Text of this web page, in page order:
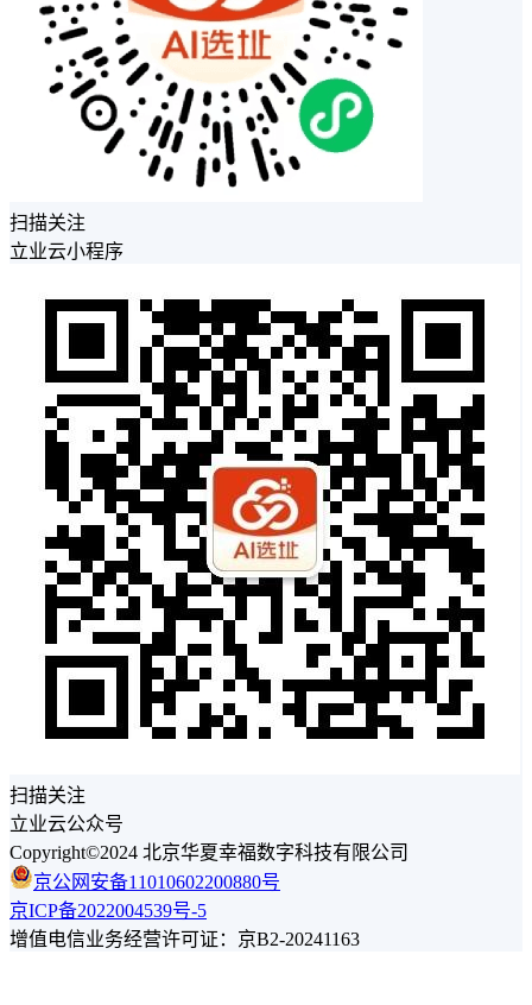
扫描关注
立业云小程序
扫描关注
立业云公众号
Copyright©2024 北京华夏幸福数字科技有限公司
京公网安备11010602200880号
京ICP备2022004539号-5
增值电信业务经营许可证：京B2-20241163